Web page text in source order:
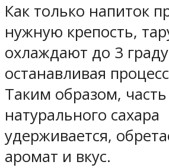
Как только напиток
нужную крепость,
охлаждают до 3
останавливая
Таким образом, часть
натурального сахара
удерживается,
аромат и вкус.